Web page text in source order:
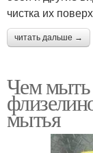
чистка их
читать дальше →
Чем мыть
мытья